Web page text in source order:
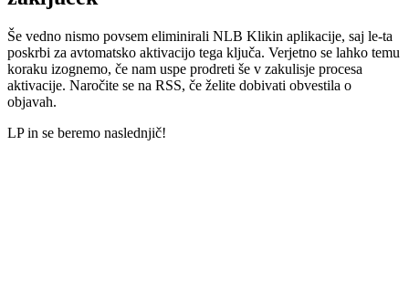
Še vedno nismo povsem eliminirali NLB Klikin aplikacije, saj le-ta
poskrbi za avtomatsko aktivacijo tega ključa. Verjetno se lahko temu
koraku izognemo, če nam uspe prodreti še v zakulisje procesa
aktivacije. Naročite se na RSS, če želite dobivati obvestila o
objavah.
LP in se beremo naslednjič!